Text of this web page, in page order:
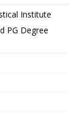
Institute
PG Degree